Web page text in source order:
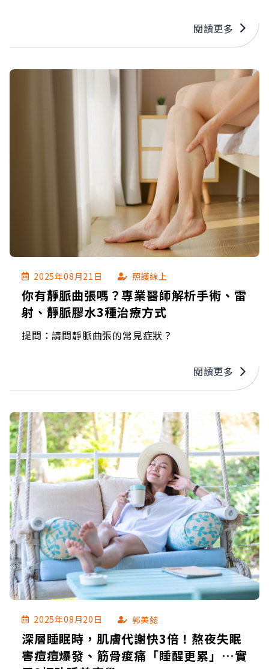
閱讀更多
2025年08月21日 照護線上
你有靜脈曲張嗎？專業醫師解析手術、雷
射、靜脈膠水3種治療方式
提問：請問靜脈曲張的常見症狀？
閱讀更多
2025年08月20日 郭美懿
深層睡眠時，肌膚代謝快3倍！熬夜失眠
害痘痘爆發、筋骨痠痛「睡醒更累」…實